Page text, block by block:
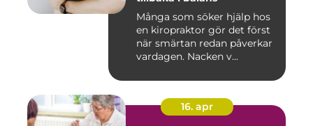
Många som söker hjälp hos
en kiropraktor gör det först
när smärtan redan påverkar
vardagen. Nacken v...
16. apr